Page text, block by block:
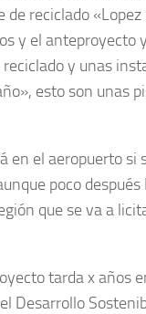
reciclado «Lopez
y el anteproyecto
y unas
esto son unas
en el aeropuerto si
poco
que se va a
tarda x años
Desarrollo